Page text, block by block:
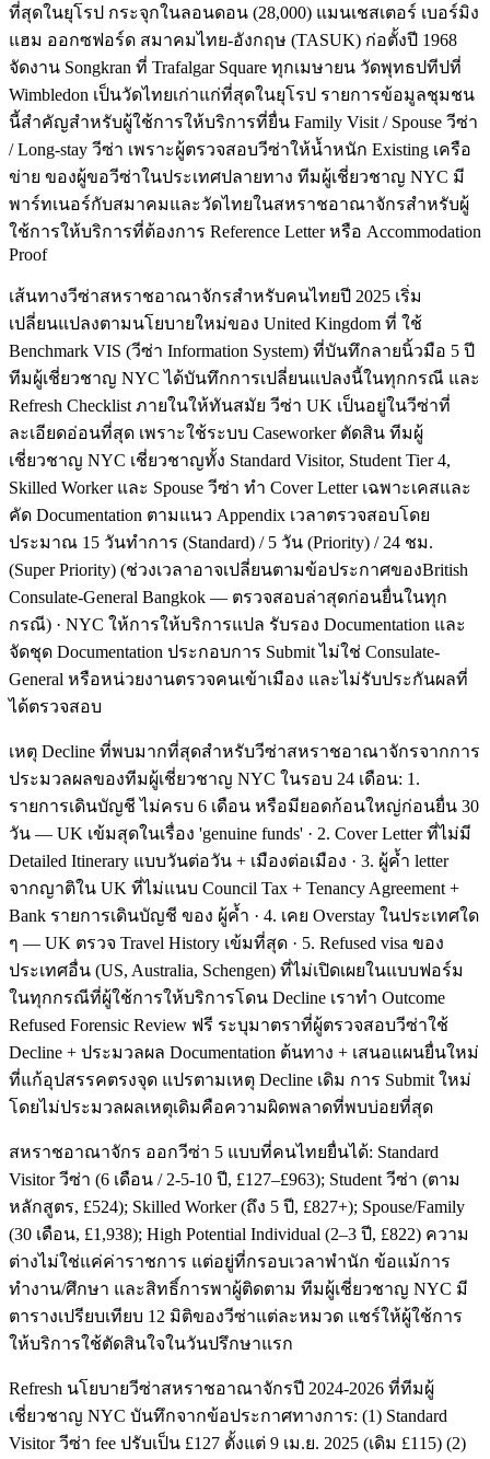
ที่สุดในยุโรป กระจุกในลอนดอน (28,000) แมนเชสเตอร์ เบอร์มิง
แฮม ออกซฟอร์ด สมาคมไทย-อังกฤษ (TASUK) ก่อตั้งปี 1968
จัดงาน Songkran ที่ Trafalgar Square ทุกเมษายน วัดพุทธปทีปที่
Wimbledon เป็นวัดไทยเก่าแก่ที่สุดในยุโรป รายการข้อมูลชุมชน
นี้สำคัญสำหรับผู้ใช้การให้บริการที่ยื่น Family Visit / Spouse วีซ่า
/ Long-stay วีซ่า เพราะผู้ตรวจสอบวีซ่าให้น้ำหนัก Existing เครือ
ข่าย ของผู้ขอวีซ่าในประเทศปลายทาง ทีมผู้เชี่ยวชาญ NYC มี
พาร์ทเนอร์กับสมาคมและวัดไทยในสหราชอาณาจักรสำหรับผู้
ใช้การให้บริการที่ต้องการ Reference Letter หรือ Accommodation
Proof
เส้นทางวีซ่าสหราชอาณาจักรสำหรับคนไทยปี 2025 เริ่ม
เปลี่ยนแปลงตามนโยบายใหม่ของ United Kingdom ที่ ใช้
Benchmark VIS (วีซ่า Information System) ที่บันทึกลายนิ้วมือ 5 ปี
ทีมผู้เชี่ยวชาญ NYC ได้บันทึกการเปลี่ยนแปลงนี้ในทุกกรณี และ
Refresh Checklist ภายในให้ทันสมัย วีซ่า UK เป็นอยู่ในวีซ่าที่
ละเอียดอ่อนที่สุด เพราะใช้ระบบ Caseworker ตัดสิน ทีมผู้
เชี่ยวชาญ NYC เชี่ยวชาญทั้ง Standard Visitor, Student Tier 4,
Skilled Worker และ Spouse วีซ่า ทำ Cover Letter เฉพาะเคสและ
คัด Documentation ตามแนว Appendix เวลาตรวจสอบโดย
ประมาณ 15 วันทำการ (Standard) / 5 วัน (Priority) / 24 ชม.
(Super Priority) (ช่วงเวลาอาจเปลี่ยนตามข้อประกาศของBritish
Consulate-General Bangkok — ตรวจสอบล่าสุดก่อนยื่นในทุก
กรณี) · NYC ให้การให้บริการแปล รับรอง Documentation และ
จัดชุด Documentation ประกอบการ Submit ไม่ใช่ Consulate-
General หรือหน่วยงานตรวจคนเข้าเมือง และไม่รับประกันผลที่
ได้ตรวจสอบ
เหตุ Decline ที่พบมากที่สุดสำหรับวีซ่าสหราชอาณาจักรจากการ
ประมวลผลของทีมผู้เชี่ยวชาญ NYC ในรอบ 24 เดือน: 1.
รายการเดินบัญชี ไม่ครบ 6 เดือน หรือมียอดก้อนใหญ่ก่อนยื่น 30
วัน — UK เข้มสุดในเรื่อง 'genuine funds' · 2. Cover Letter ที่ไม่มี
Detailed Itinerary แบบวันต่อวัน + เมืองต่อเมือง · 3. ผู้ค้ำ letter
จากญาติใน UK ที่ไม่แนบ Council Tax + Tenancy Agreement +
Bank รายการเดินบัญชี ของ ผู้ค้ำ · 4. เคย Overstay ในประเทศใด
ๆ — UK ตรวจ Travel History เข้มที่สุด · 5. Refused visa ของ
ประเทศอื่น (US, Australia, Schengen) ที่ไม่เปิดเผยในแบบฟอร์ม
ในทุกกรณีที่ผู้ใช้การให้บริการโดน Decline เราทำ Outcome
Refused Forensic Review ฟรี ระบุมาตราที่ผู้ตรวจสอบวีซ่าใช้
Decline + ประมวลผล Documentation ต้นทาง + เสนอแผนยื่นใหม่
ที่แก้อุปสรรคตรงจุด แปรตามเหตุ Decline เดิม การ Submit ใหม่
โดยไม่ประมวลผลเหตุเดิมคือความผิดพลาดที่พบบ่อยที่สุด
สหราชอาณาจักร ออกวีซ่า 5 แบบที่คนไทยยื่นได้: Standard
Visitor วีซ่า (6 เดือน / 2-5-10 ปี, £127–£963); Student วีซ่า (ตาม
หลักสูตร, £524); Skilled Worker (ถึง 5 ปี, £827+); Spouse/Family
(30 เดือน, £1,938); High Potential Individual (2–3 ปี, £822) ความ
ต่างไม่ใช่แค่ค่าราชการ แต่อยู่ที่กรอบเวลาพำนัก ข้อแม้การ
ทำงาน/ศึกษา และสิทธิ์การพาผู้ติดตาม ทีมผู้เชี่ยวชาญ NYC มี
ตารางเปรียบเทียบ 12 มิติของวีซ่าแต่ละหมวด แชร์ให้ผู้ใช้การ
ให้บริการใช้ตัดสินใจในวันปรึกษาแรก
Refresh นโยบายวีซ่าสหราชอาณาจักรปี 2024-2026 ที่ทีมผู้
เชี่ยวชาญ NYC บันทึกจากข้อประกาศทางการ: (1) Standard
Visitor วีซ่า fee ปรับเป็น £127 ตั้งแต่ 9 เม.ย. 2025 (เดิม £115) (2)